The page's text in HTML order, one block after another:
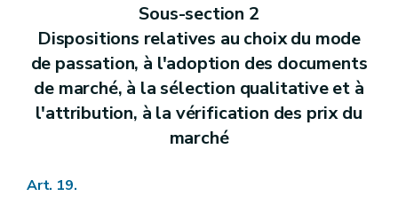
Sous-section 2
Dispositions relatives au choix du mode
de passation, à l'adoption des documents
de marché, à la sélection qualitative et à
l'attribution, à la vérification des prix du
marché
Art. 19.